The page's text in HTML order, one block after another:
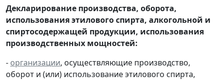
Декларирование производства, оборота,
использования этилового спирта, алкогольной и
спиртосодержащей продукции, использования
производственных мощностей:
- организации, осуществляющие производство,
оборот и (или) использование этилового спирта,